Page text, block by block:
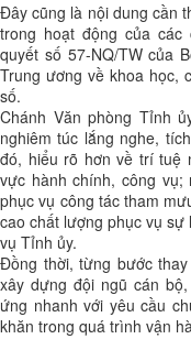
Đây cũng là nội dung cần
trong hoạt động của
quyết số 57-NQ/TW của
Trung ương về khoa học,
số.
Chánh Văn phòng Tỉnh
nghiêm túc lắng nghe,
đó, hiểu rõ hơn về trí tuệ
vực hành chính, công
phục vụ công tác tham
cao chất lượng phục vụ
vụ Tỉnh ủy.
Đồng thời, từng bước
xây dựng đội ngũ cán
ứng nhanh với yêu cầu
khăn trong quá trình vận